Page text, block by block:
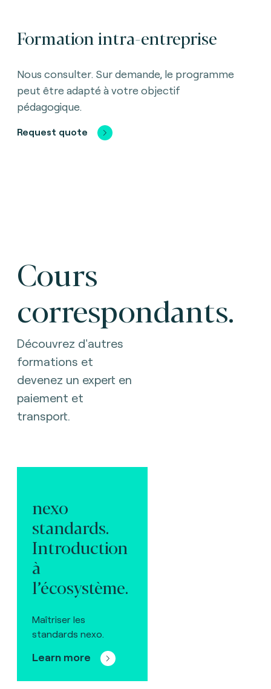
Formation intra-entreprise
Nous consulter. Sur demande, le programme
peut être adapté à votre objectif
pédagogique.
Request quote
Cours
correspondants.
Découvrez d'autres
formations et
devenez un expert en
paiement et
transport.
nexo
standards.
Introduction
à
l’écosystème.
Maîtriser les
standards nexo.
Learn more